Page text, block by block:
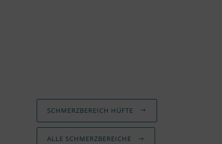
SCHMERZ­BE­REICH HÜFTE
ALLE SCHMERZ­BE­REI­CHE